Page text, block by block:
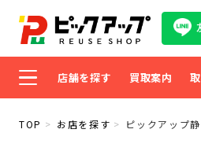
店舗を探す 買取案内
TOP お店を探す ピックアップ